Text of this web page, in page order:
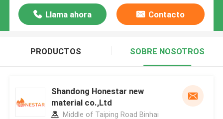
Llama ahora Contacto
PRODUCTOS SOBRE NOSOTROS
Shandong Honestar new
material co.,Ltd
Middle of Taiping Road Binhai